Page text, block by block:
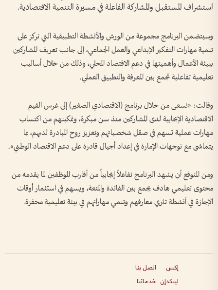
استشراف المستقبل والمشاركة الفاعلة في مسيرة التنمية الاقتصادية.
وسيتضمن البرنامج مجموعة من الورش والأنشطة التطبيقية التي تركز على
تنمية مهارات التفكير الإبداعي والعمل الجماعي، إلى جانب تعريف المشاركين
ببيئة الأعمال وأهميتها في دعم الاقتصاد المحلي، وذلك من خلال أساليب
تعليمية تفاعلية تجمع بين المعرفة والتطبيق العملي.
وقالت: «نسعى من خلال برنامج (الاقتصادي الصغير) إلى غرس القيم
الاقتصادية الإيجابية لدى المشاركين منذ سن مبكرة، وتمكينهم من اكتساب
مهارات عملية تسهم في صقل شخصياتهم وتعزيز روح المبادرة لديهم، بما
يتماشى مع توجهات الإمارة في إعداد أجيال قادرة على دعم الاقتصاد الوطني».
ومن المتوقع أن يشهد البرنامج تفاعلاً إيجابياً من أقارب الموظفين لما يقدمه من
محتوى تعليمي هادف يجمع بين الفائدة والمتعة، ويسهم في استثمار أوقات
الإجازة في أنشطة تثري معارفهم وتنمي مهاراتهم في بيئة تعليمية محفزة.
إكس
لينكدإن
اتصل بنا
خدماتنا